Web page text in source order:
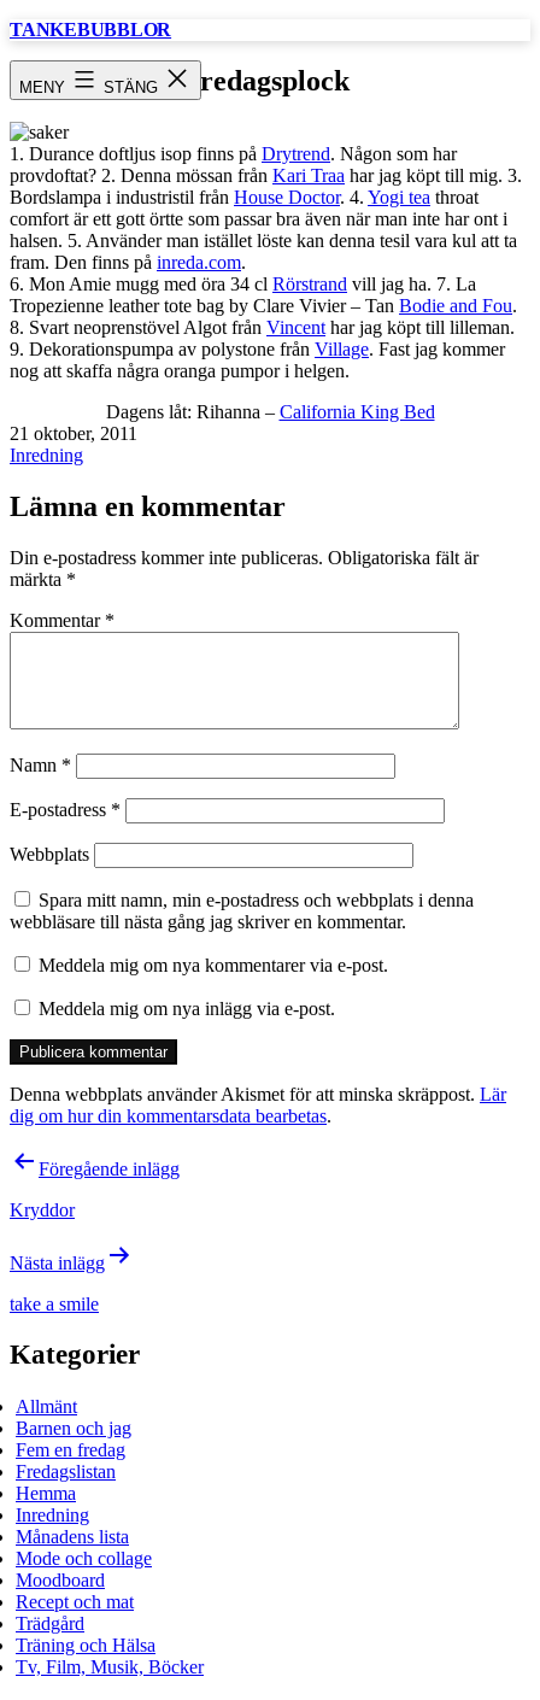
Hoppa
TANKEBUBBLOR
MENY STÄNG fredagsplock
1. Durance doftljus isop finns på Drytrend. Någon som har
provdoftat? 2. Denna mössan från Kari Traa har jag köpt till mig. 3.
Bordslampa i industristil från House Doctor. 4. Yogi tea throat
comfort är ett gott örtte som passar bra även när man inte har ont i
halsen. 5. Använder man istället löste kan denna tesil vara kul att ta
fram. Den finns på inreda.com.
6. Mon Amie mugg med öra 34 cl Rörstrand vill jag ha. 7. La
Tropezienne leather tote bag by Clare Vivier – Tan Bodie and Fou.
8. Svart neoprenstövel Algot från Vincent har jag köpt till lilleman.
9. Dekorationspumpa av polystone från Village. Fast jag kommer
nog att skaffa några oranga pumpor i helgen.
Dagens låt: Rihanna – California King Bed
Publicerat
den
21 oktober, 2011
Kategoriserat
Inredning
Lämna en kommentar
Din e-postadress kommer inte publiceras. Obligatoriska fält är
märkta *
Kommentar *
Namn *
E-postadress *
Webbplats
Spara mitt namn, min e-postadress och webbplats i denna
webbläsare till nästa gång jag skriver en kommentar.
Meddela mig om nya kommentarer via e-post.
Meddela mig om nya inlägg via e-post.
Denna webbplats använder Akismet för att minska skräppost. Lär
dig om hur din kommentarsdata bearbetas.
Inläggsnavigering
Föregående inlägg
Kryddor
Nästa inlägg
take a smile
Kategorier
Allmänt
Barnen och jag
Fem en fredag
Fredagslistan
Hemma
Inredning
Månadens lista
Mode och collage
Moodboard
Recept och mat
Trädgård
Träning och Hälsa
Tv, Film, Musik, Böcker